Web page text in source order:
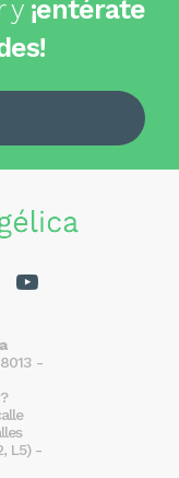
y ¡entérate
-
L5) -